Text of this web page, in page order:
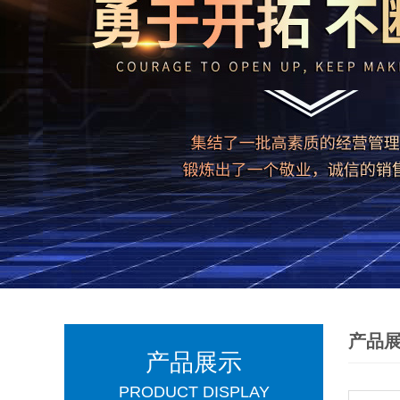
产品展示
PRODUCT DISPLAY
产品